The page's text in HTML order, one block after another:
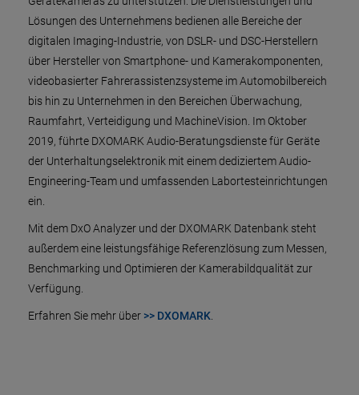
Lösungen des Unternehmens bedienen alle Bereiche der
digitalen Imaging-Industrie, von DSLR- und DSC-Herstellern
über Hersteller von Smartphone- und Kamerakomponenten,
videobasierter Fahrerassistenzsysteme im Automobilbereich
bis hin zu Unternehmen in den Bereichen Überwachung,
Raumfahrt, Verteidigung und MachineVision. Im Oktober
2019, führte DXOMARK Audio-Beratungsdienste für Geräte
der Unterhaltungselektronik mit einem dediziertem Audio-
Engineering-Team und umfassenden Labortesteinrichtungen
ein.
Mit dem DxO Analyzer und der DXOMARK Datenbank steht
außerdem eine leistungsfähige Referenzlösung zum Messen,
Benchmarking und Optimieren der Kamerabildqualität zur
Verfügung.
Erfahren Sie mehr über >> DXOMARK